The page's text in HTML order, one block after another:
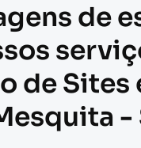
de
de Sites
-